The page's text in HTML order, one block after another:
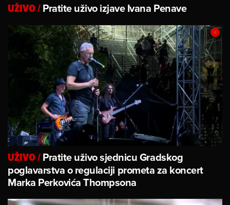
UŽIVO/Pratite uživo izjave Ivana Penave
UŽIVO/Pratite uživo sjednicu Gradskog
poglavarstva o regulaciji prometa za koncert
Marka Perkovića Thompsona